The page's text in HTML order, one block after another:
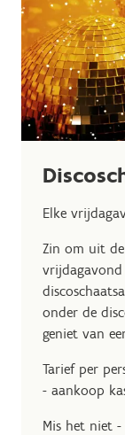
Elke
Zin om uit
onder de
geniet van
Tarief per
- aankoop
Mis het niet -